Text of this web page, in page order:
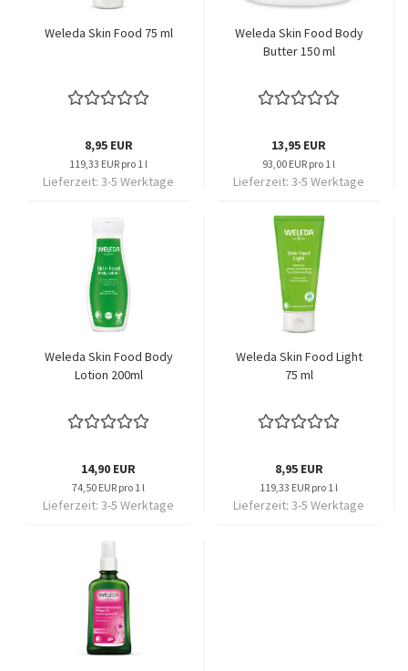
Weleda Skin Food 75 ml
8,95 EUR
119,33 EUR pro 1 l
Lieferzeit: 3-5 Werktage
Weleda Skin Food Body
Butter 150 ml
13,95 EUR
93,00 EUR pro 1 l
Lieferzeit: 3-5 Werktage
Weleda Skin Food Body
Lotion 200ml
14,90 EUR
74,50 EUR pro 1 l
Lieferzeit: 3-5 Werktage
Weleda Skin Food Light
75 ml
8,95 EUR
119,33 EUR pro 1 l
Lieferzeit: 3-5 Werktage